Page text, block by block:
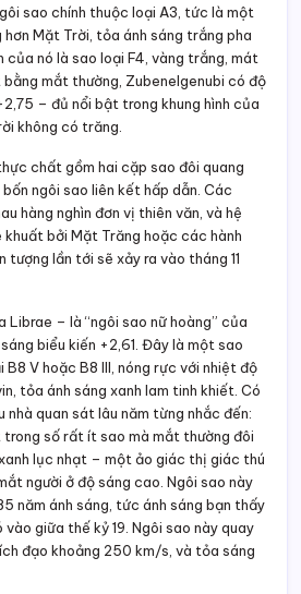
sao chính thuộc loại A3, tức là một
hơn Mặt Trời, tỏa ánh sáng trắng pha
của nó là sao loại F4, vàng trắng, mát
mắt thường, Zubenelgenubi có độ
– đủ nổi bật trong khung hình của
không có trăng.
chất gồm hai cặp sao đôi quang
ngôi sao liên kết hấp dẫn. Các
hàng nghìn đơn vị thiên văn, và hệ
khuất bởi Mặt Trăng hoặc các hành
tượng lần tới sẽ xảy ra vào tháng 11
– là “ngôi sao nữ hoàng” của
biểu kiến +2,61. Đây là một sao
B8 V hoặc B8 III, nóng rực với nhiệt độ
tỏa ánh sáng xanh lam tinh khiết. Có
nhà quan sát lâu năm từng nhắc đến:
số rất ít sao mà mắt thường đôi
lục nhạt – một ảo giác thị giác thú
người ở độ sáng cao. Ngôi sao này
năm ánh sáng, tức ánh sáng bạn thấy
vào giữa thế kỷ 19. Ngôi sao này quay
đạo khoảng 250 km/s, và tỏa sáng